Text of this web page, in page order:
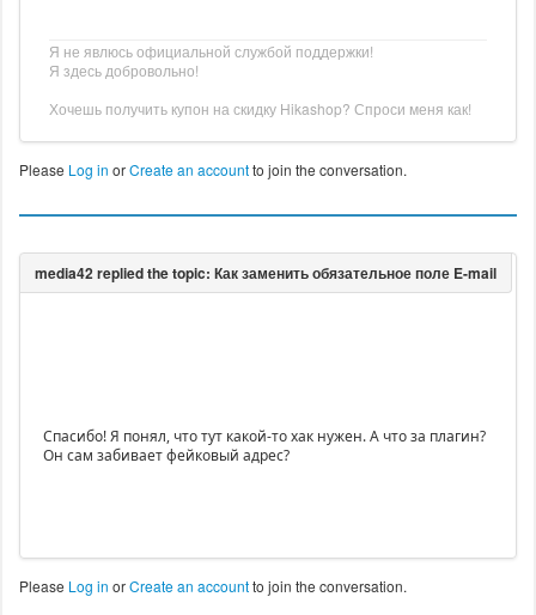
Я не явлюсь официальной службой поддержки!
Я здесь добровольно!
Хочешь получить купон на скидку Hikashop? Спроси меня как!
Please Log in orCreate an accountto join the conversation.
Спасибо! Я понял, что тут какой-то хак нужен. А что за плагин?
Он сам забивает фейковый адрес?
Please Log in orCreate an accountto join the conversation.